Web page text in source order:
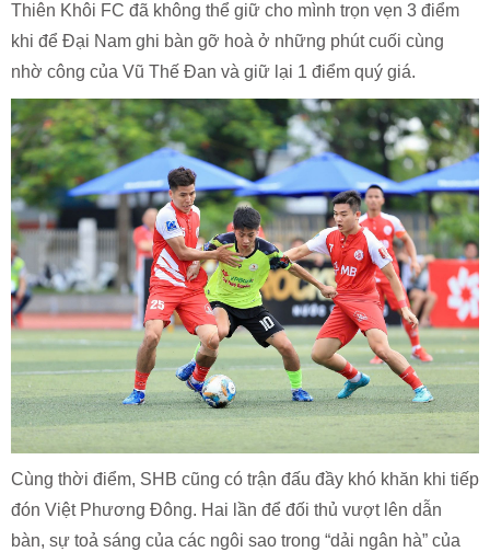
Thiên Khôi FC đã không thể giữ cho mình trọn vẹn 3 điểm
khi để Đại Nam ghi bàn gỡ hoà ở những phút cuối cùng
nhờ công của Vũ Thế Đan và giữ lại 1 điểm quý giá.
Cùng thời điểm, SHB cũng có trận đấu đầy khó khăn khi tiếp
đón Việt Phương Đông. Hai lần để đối thủ vượt lên dẫn
bàn, sự toả sáng của các ngôi sao trong “dải ngân hà” của